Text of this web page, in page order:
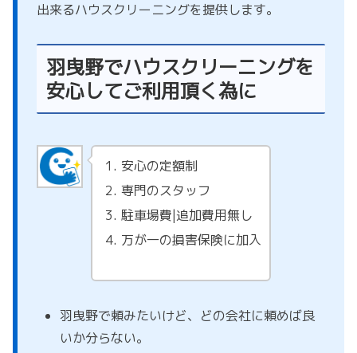
出来るハウスクリーニングを提供します。
羽曳野でハウスクリーニングを
安心してご利用頂く為に
安心の定額制
専門のスタッフ
駐車場費|追加費用無し
万が一の損害保険に加入
羽曳野で頼みたいけど、どの会社に頼めば良
いか分らない。